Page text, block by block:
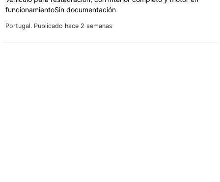
Portugal. Publicado hace 2 semanas
funcionamientoSin documentación